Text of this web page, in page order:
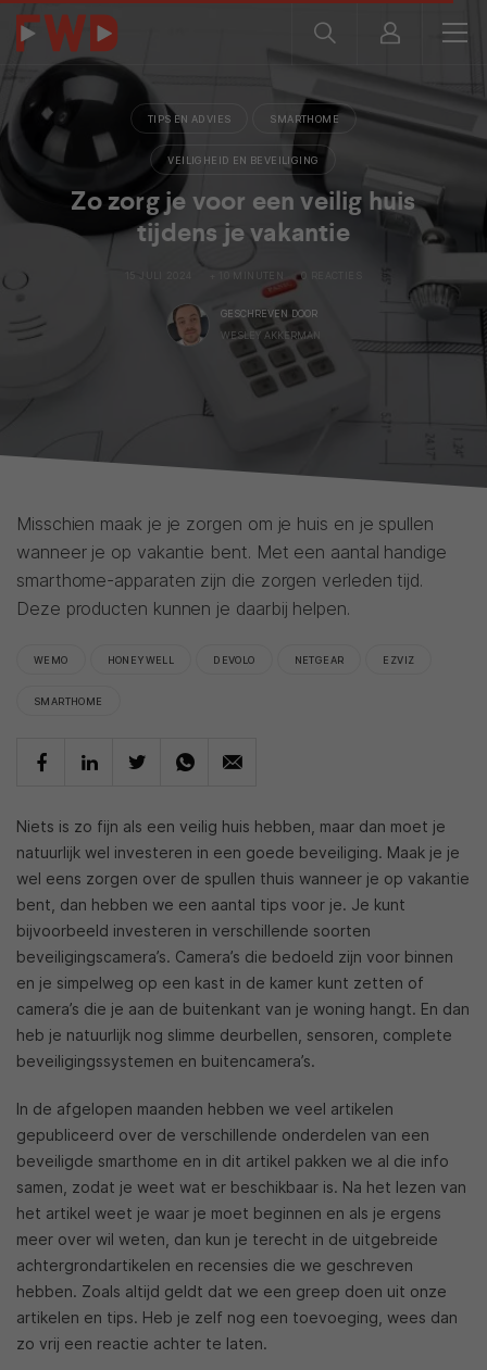
TIPS EN ADVIES SMARTHOME
VEILIGHEID EN BEVEILIGING
Zo zorg je voor een veilig huis
tijdens je vakantie
15 JULI 2024 + 10 MINUTEN 0 REACTIES
GESCHREVEN DOOR
WESLEY AKKERMAN
Misschien maak je je zorgen om je huis en je spullen
wanneer je op vakantie bent. Met een aantal handige
smarthome-apparaten zijn die zorgen verleden tijd.
Deze producten kunnen je daarbij helpen.
WEMO HONEYWELL DEVOLO NETGEAR EZVIZ
SMARTHOME
Niets is zo fijn als een veilig huis hebben, maar dan moet je
natuurlijk wel investeren in een goede beveiliging. Maak je je
wel eens zorgen over de spullen thuis wanneer je op vakantie
bent, dan hebben we een aantal tips voor je. Je kunt
bijvoorbeeld investeren in verschillende soorten
beveiligingscamera’s. Camera’s die bedoeld zijn voor binnen
en je simpelweg op een kast in de kamer kunt zetten of
camera’s die je aan de buitenkant van je woning hangt. En dan
heb je natuurlijk nog slimme deurbellen, sensoren, complete
beveiligingssystemen en buitencamera’s.
In de afgelopen maanden hebben we veel artikelen
gepubliceerd over de verschillende onderdelen van een
beveiligde smarthome en in dit artikel pakken we al die info
samen, zodat je weet wat er beschikbaar is. Na het lezen van
het artikel weet je waar je moet beginnen en als je ergens
meer over wil weten, dan kun je terecht in de uitgebreide
achtergrondartikelen en recensies die we geschreven
hebben. Zoals altijd geldt dat we een greep doen uit onze
artikelen en tips. Heb je zelf nog een toevoeging, wees dan
zo vrij een reactie achter te laten.